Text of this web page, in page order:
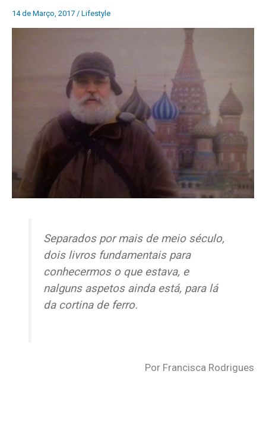
14 de Março, 2017 / Lifestyle
Separados por mais de meio século,
dois livros fundamentais para
conhecermos o que estava, e
nalguns aspetos ainda está, para lá
da cortina de ferro.
Por Francisca Rodrigues